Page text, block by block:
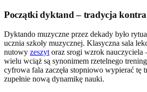
Początki dyktand – tradycja kontra
Dyktando muzyczne przez dekady było
ucznia szkoły muzycznej. Klasyczna sala
nutowy zeszyt oraz srogi wzrok
wielu wciąż są synonimem rzetelnego
cyfrowa fala zaczęła stopniowo wypierać tę
zupełnie nową dynamikę nauki.